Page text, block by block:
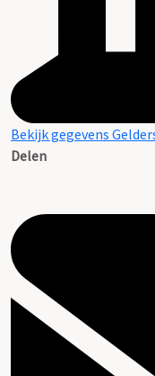
Bekijk gegevens
Delen